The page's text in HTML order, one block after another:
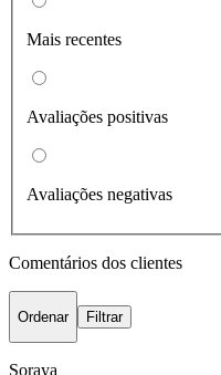
Mais recentes
Avaliações positivas
Avaliações negativas
Comentários dos clientes
Ordenar Filtrar
Soraya